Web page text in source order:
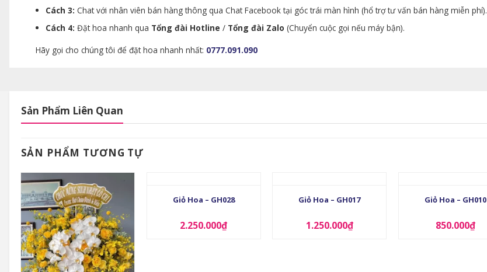
Cách 3: Chat với nhân viên bán hàng thông qua Chat Facebook tại góc trái màn hình (hổ trợ tư vấn bán hàng miễn phí).
Cách 4: Đặt hoa nhanh qua Tổng đài Hotline / Tổng đài Zalo (Chuyển cuộc gọi nếu máy bận).
Hãy gọi cho chúng tôi để đặt hoa nhanh nhất: 0777.091.090
Sản Phẩm Liên Quan
SẢN PHẨM TƯƠNG TỰ
Giỏ Hoa – GH028
2.250.000₫
Giỏ Hoa – GH017
1.250.000₫
Giỏ Hoa – GH010
850.000₫